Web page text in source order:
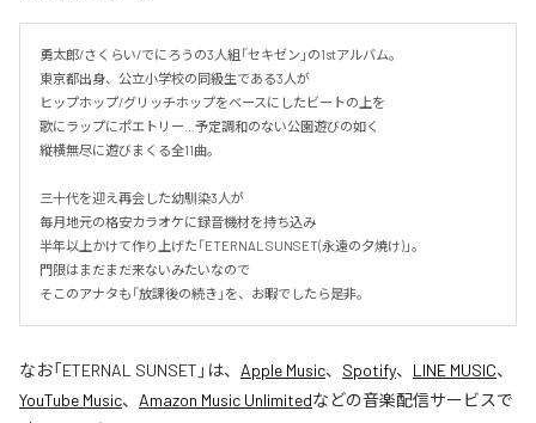
勇太郎/さくらい/でにろうの3人組「セキゼン」の1stアルバム。
東京都出身、公立小学校の同級生である3人が
ヒップホップ/グリッチホップをベースにしたビートの上を
歌にラップにポエトリー…予定調和のない公園遊びの如く
縦横無尽に遊びまくる全11曲。
三十代を迎え再会した幼馴染3人が
毎月地元の格安カラオケに録音機材を持ち込み
半年以上かけて作り上げた「ETERNAL SUNSET(永遠の夕焼け)」。
門限はまだまだ来ないみたいなので
そこのアナタも「放課後の続き」を、お暇でしたら是非。
なお「ETERNAL SUNSET 」は、 Apple Music、 Spotify、 LINE MUSIC、
YouTube Music、 Amazon Music Unlimitedなどの音楽配信サービスで